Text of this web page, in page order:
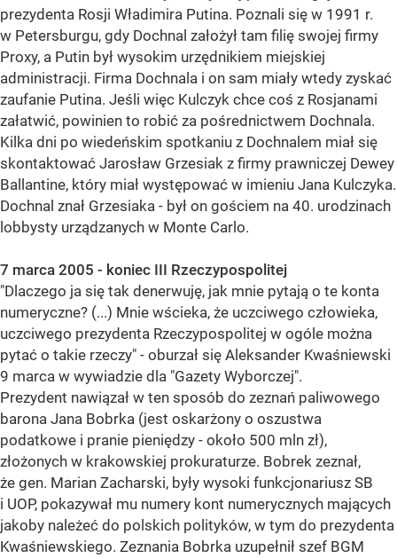
prezydenta Rosji Władimira Putina. Poznali się w 1991 r.
w Petersburgu, gdy Dochnal założył tam filię swojej firmy
Proxy, a Putin był wysokim urzędnikiem miejskiej
administracji. Firma Dochnala i on sam miały wtedy zyskać
zaufanie Putina. Jeśli więc Kulczyk chce coś z Rosjanami
załatwić, powinien to robić za pośrednictwem Dochnala.
Kilka dni po wiedeńskim spotkaniu z Dochnalem miał się
skontaktować Jarosław Grzesiak z firmy prawniczej Dewey
Ballantine, który miał występować w imieniu Jana Kulczyka.
Dochnal znał Grzesiaka - był on gościem na 40. urodzinach
lobbysty urządzanych w Monte Carlo.
7 marca 2005 - koniec III Rzeczypospolitej
"Dlaczego ja się tak denerwuję, jak mnie pytają o te konta
numeryczne? (...) Mnie wścieka, że uczciwego człowieka,
uczciwego prezydenta Rzeczypospolitej w ogóle można
pytać o takie rzeczy" - oburzał się Aleksander Kwaśniewski
9 marca w wywiadzie dla "Gazety Wyborczej".
Prezydent nawiązał w ten sposób do zeznań paliwowego
barona Jana Bobrka (jest oskarżony o oszustwa
podatkowe i pranie pieniędzy - około 500 mln zł),
złożonych w krakowskiej prokuraturze. Bobrek zeznał,
że gen. Marian Zacharski, były wysoki funkcjonariusz SB
i UOP, pokazywał mu numery kont numerycznych mających
jakoby należeć do polskich polityków, w tym do prezydenta
Kwaśniewskiego. Zeznania Bobrka uzupełnił szef BGM